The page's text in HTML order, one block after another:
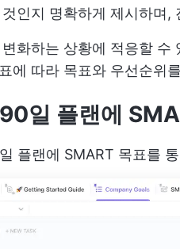
인지 명확하게 제시하며,
변화하는 상황에 적응할 수
에 따라 목표와 우선순위
일 플랜에
플랜에 SMART 목표를 통